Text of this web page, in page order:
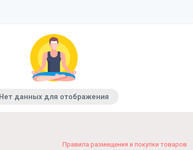
Нет данных для отображения
Правила размещения и покупки товаров